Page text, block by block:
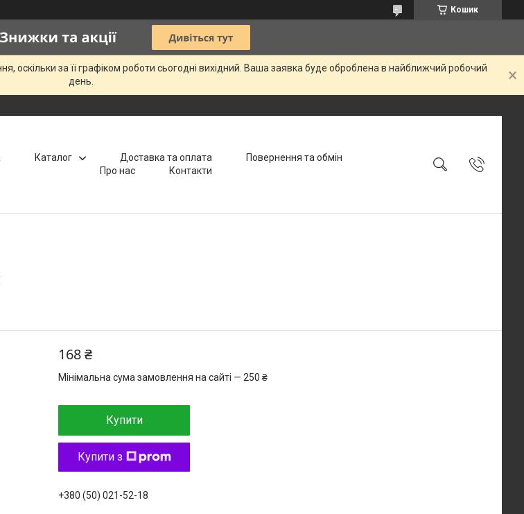
Кошик
за її графіком роботи сьогодні вихідний. Ваша заявка буде оброблена в найближчий робочий
день.
Каталог Доставка та оплата
Повернення та обмін
Про нас
Контакти
168 ₴
Мінімальна сума замовлення на сайті — 250 ₴
Купити
Купити з
+380 (50) 021-52-18